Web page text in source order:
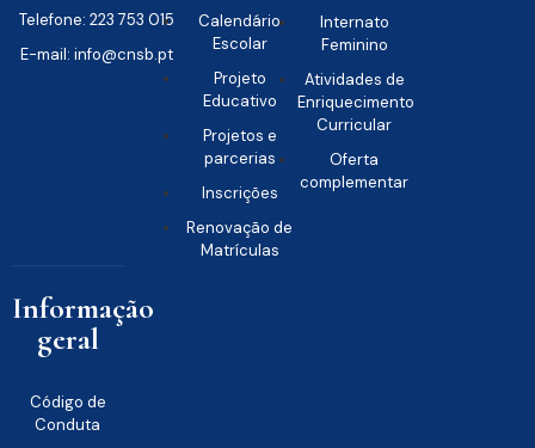
Telefone: 223 753 015
E-mail: info@cnsb.pt
Calendário
Escolar
Projeto
Educativo
Projetos e
parcerias
Inscrições
Renovação de
Matrículas
Internato
Feminino
Atividades de
Enriquecimento
Curricular
Oferta
complementar
Informação
geral
Código de
Conduta